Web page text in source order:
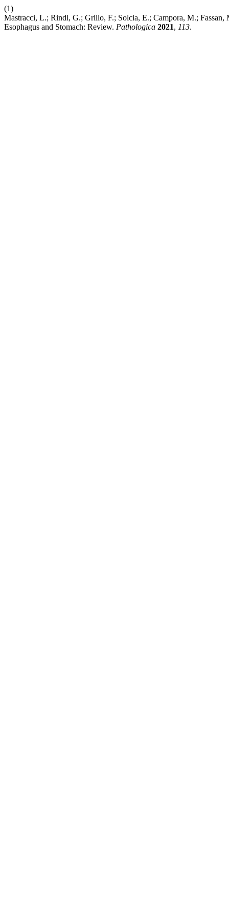
(1)
Mastracci, L.; Rindi, G.; Grillo, F.; Solcia, E.; Campora, M.; Fassan,
Esophagus and Stomach: Review. Pathologica 2021, 113.